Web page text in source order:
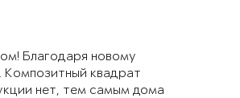
Благодаря новому
Композитный квадрат
нет, тем самым дома